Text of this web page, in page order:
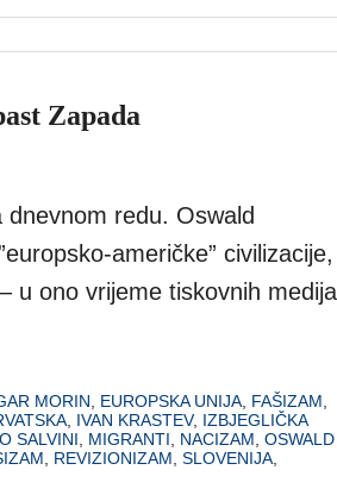
Zapada
dnevnom redu. Oswald
američke” civilizacije,
u ono vrijeme tiskovnih medija
MORIN EUROPSKA UNIJA FAŠIZAM
IVAN KRASTEV, IZBJEGLIČKA
SALVINI MIGRANTI NACIZAM OSWALD
REVIZIONIZAM SLOVENIJA